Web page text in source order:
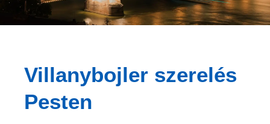
Villanybojler szerelés
Pesten